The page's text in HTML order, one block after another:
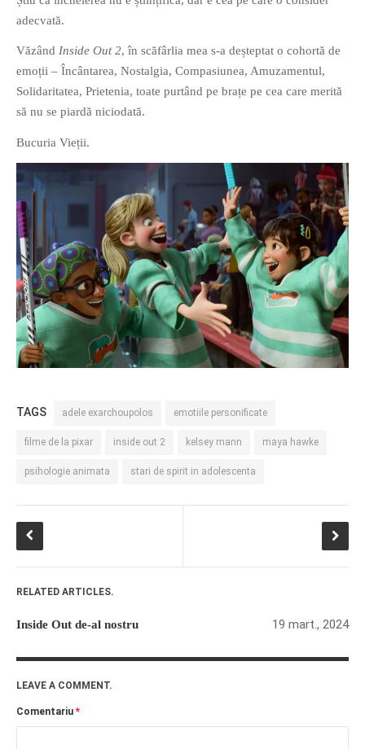
adecvată.
Văzând Inside Out 2, în scăfârlia mea s-a deșteptat o cohortă de
emoții – Încântarea, Nostalgia, Compasiunea, Amuzamentul,
Solidaritatea, Prietenia, toate purtând pe brațe pe cea care merită
să nu se piardă niciodată.
Bucuria Vieții.
TAGS adele exarchoupolos emotiile personificate
filme de la pixar inside out 2 kelsey mann maya hawke
psihologie animata stari de spirit in adolescenta
RELATED ARTICLES.
Inside Out de-al nostru 19 mart., 2024
LEAVE A COMMENT.
Comentariu *